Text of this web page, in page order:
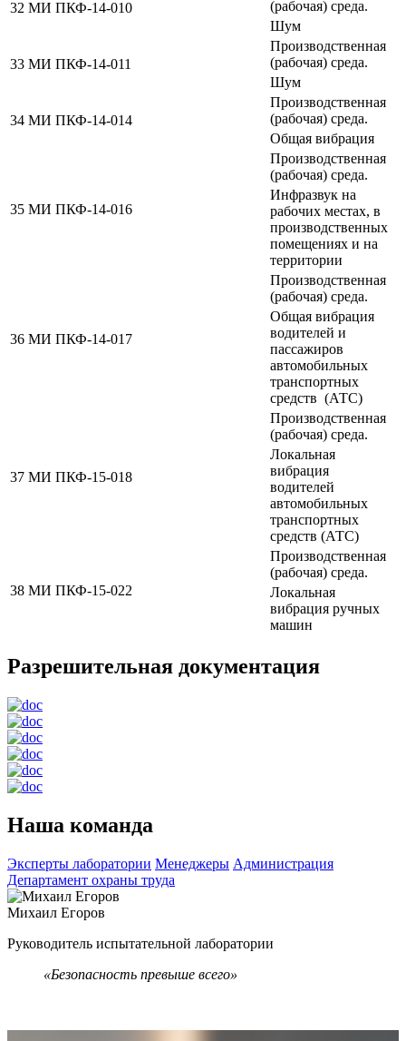
32 МИ ПКФ-14-010
(рабочая) среда.
Шум
33 МИ ПКФ-14-011
Производственная
(рабочая) среда.
Шум
34 МИ ПКФ-14-014
Производственная
(рабочая) среда.
Общая вибрация
35 МИ ПКФ-14-016
Производственная
(рабочая) среда.
Инфразвук на
рабочих местах, в
производственных
помещениях и на
территории
36 МИ ПКФ-14-017
Производственная
(рабочая) среда.
Общая вибрация
водителей и
пассажиров
автомобильных
транспортных
средств (АТС)
37 МИ ПКФ-15-018
Производственная
(рабочая) среда.
Локальная
вибрация
водителей
автомобильных
транспортных
средств (АТС)
38 МИ ПКФ-15-022
Производственная
(рабочая) среда.
Локальная
вибрация ручных
машин
Разрешительная документация
Наша команда
Эксперты лаборатории Менеджеры Администрация
Департамент охраны труда
Михаил Егоров
Руководитель испытательной лаборатории
«Безопасность превыше всего»